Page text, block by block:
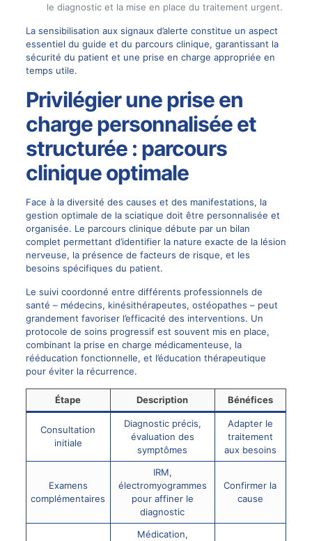
le diagnostic et la mise en place du traitement urgent.
La sensibilisation aux signaux d’alerte constitue un aspect
essentiel du guide et du parcours clinique, garantissant la
sécurité du patient et une prise en charge appropriée en
temps utile.
Privilégier une prise en
charge personnalisée et
structurée : parcours
clinique optimale
Face à la diversité des causes et des manifestations, la
gestion optimale de la sciatique doit être personnalisée et
organisée. Le parcours clinique débute par un bilan
complet permettant d’identifier la nature exacte de la lésion
nerveuse, la présence de facteurs de risque, et les
besoins spécifiques du patient.
Le suivi coordonné entre différents professionnels de
santé – médecins, kinésithérapeutes, ostéopathes – peut
grandement favoriser l’efficacité des interventions. Un
protocole de soins progressif est souvent mis en place,
combinant la prise en charge médicamenteuse, la
rééducation fonctionnelle, et l’éducation thérapeutique
pour éviter la récurrence.
Étape Description Bénéfices
Consultation
initiale
Diagnostic précis,
évaluation des
symptômes
Adapter le
traitement
aux besoins
Examens
complémentaires
IRM,
électromyogrammes
pour affiner le
diagnostic
Confirmer la
cause
Médication,